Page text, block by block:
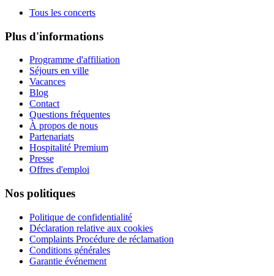
Tous les concerts
Plus d'informations
Programme d'affiliation
Séjours en ville
Vacances
Blog
Contact
Questions fréquentes
À propos de nous
Partenariats
Hospitalité Premium
Presse
Offres d'emploi
Nos politiques
Politique de confidentialité
Déclaration relative aux cookies
Complaints Procédure de réclamation
Conditions générales
Garantie événement